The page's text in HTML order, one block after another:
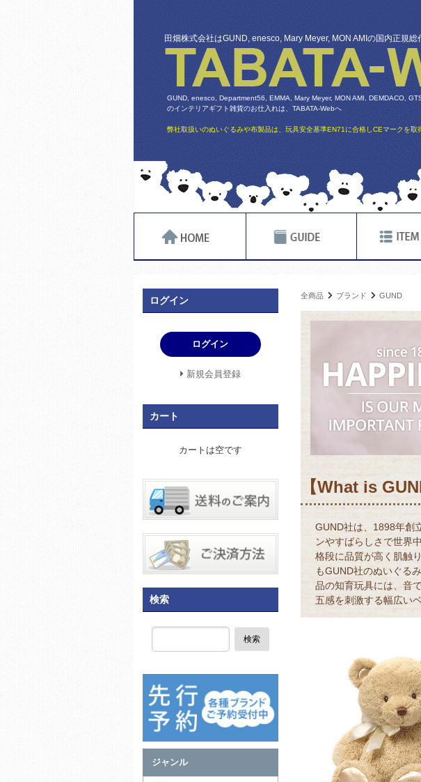
田畑株式会社はGUND, enesco, Mary Meyer, MON AMIの国内正規総
GUND, enesco, Department56, EMMA, Mary Meyer, MON AMI, DEMDACO,
のインテリアギフト雑貨のお仕入れは、TABATA-Webへ
弊社取扱いのぬいぐるみや布製品は、玩具安全基準EN71に合格しCEマークを取
全商品 ブランド GUND
【What is
GUND社は、1898年創
ンやすばらしさで世界
格段に品質が高く肌触
もGUND社のぬいぐる
品の知育玩具には、音
五感を刺激する幅広い
ログイン
ログイン
新規会員登録
カート
カートは空です
検索
検索
ジャンル